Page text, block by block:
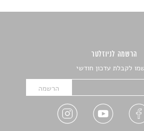
הרשמה לניוזלטר
לקבלת עדכון חודשי